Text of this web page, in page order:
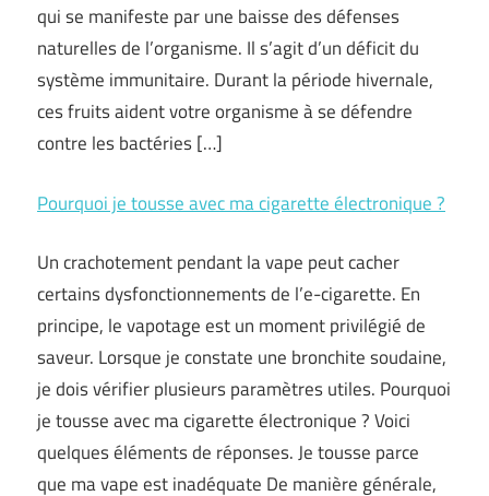
qui se manifeste par une baisse des défenses
naturelles de l’organisme. Il s’agit d’un déficit du
système immunitaire. Durant la période hivernale,
ces fruits aident votre organisme à se défendre
contre les bactéries […]
Pourquoi je tousse avec ma cigarette électronique ?
Un crachotement pendant la vape peut cacher
certains dysfonctionnements de l’e-cigarette. En
principe, le vapotage est un moment privilégié de
saveur. Lorsque je constate une bronchite soudaine,
je dois vérifier plusieurs paramètres utiles. Pourquoi
je tousse avec ma cigarette électronique ? Voici
quelques éléments de réponses. Je tousse parce
que ma vape est inadéquate De manière générale,